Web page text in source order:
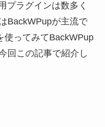
プラグインは数多く
BackWPupが主流で
使ってみてBackWPup
回この記事で紹介し